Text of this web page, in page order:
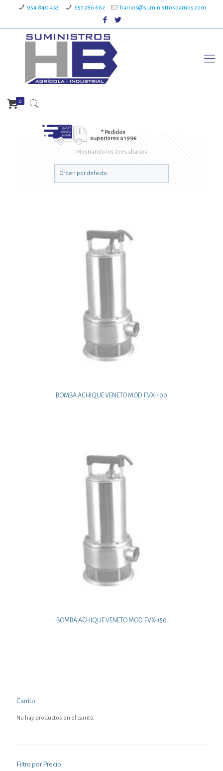
954 840 453 657 286 662 barrios@suministrosbarrios.com
* Pedidos
superiores a 199€
0
Mostrando los 2 resultados
BOMBA ACHIQUE VENETO MOD. FVX-100
BOMBA ACHIQUE VENETO MOD. FVX-150
Carrito
No hay productos en el carrito.
Filtro por Precio